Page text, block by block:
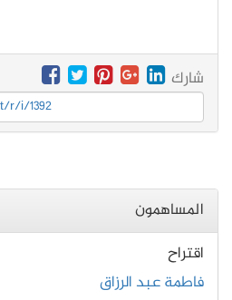
شارك
r/i/1392
المساهمون
اقتراح
فاطمة عبد الرزاق